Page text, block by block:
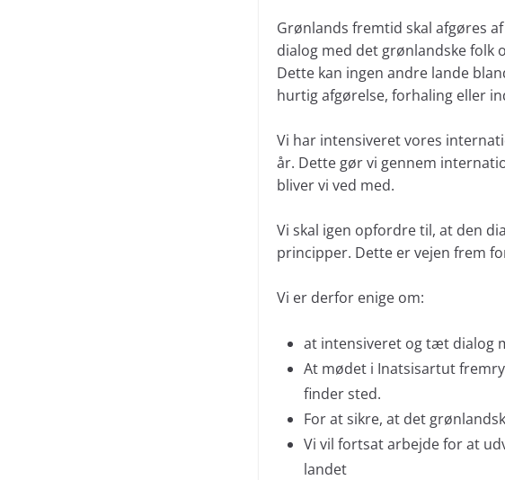
Grønlands fremtid skal afgøres
dialog med det grønlandske folk
Dette kan ingen andre lande
hurtig afgørelse, forhaling eller
Vi har intensiveret vores
år. Dette gør vi gennem
bliver vi ved med.
Vi skal igen opfordre til, at den
principper. Dette er vejen frem
Vi er derfor enige om:
at intensiveret og tæt dialog
At mødet i Inatsisartut
finder sted.
For at sikre, at det
Vi vil fortsat arbejde for at
landet